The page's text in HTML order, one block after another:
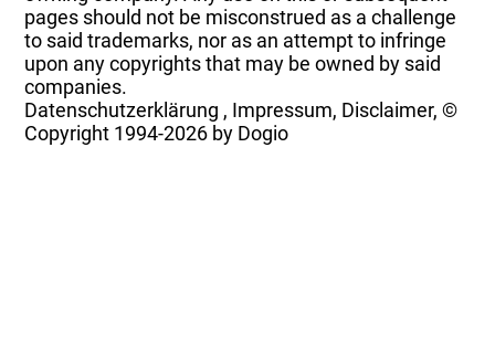
pages should not be misconstrued as a challenge
to said trademarks, nor as an attempt to infringe
upon any copyrights that may be owned by said
companies.
Datenschutzerklärung , Impressum, Disclaimer, ©
Copyright 1994-2026 by Dogio